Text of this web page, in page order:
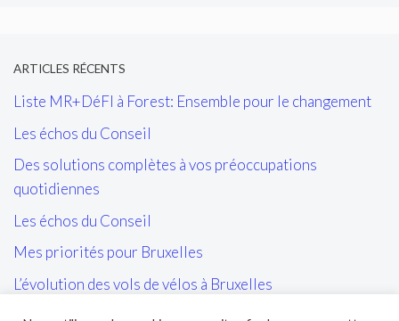
ARTICLES RÉCENTS
Liste MR+DéFI à Forest: Ensemble pour le changement
Les échos du Conseil
Des solutions complètes à vos préoccupations
quotidiennes
Les échos du Conseil
Mes priorités pour Bruxelles
L’évolution des vols de vélos à Bruxelles
Les tags/affiches/autocollants perturbant l’ordre public